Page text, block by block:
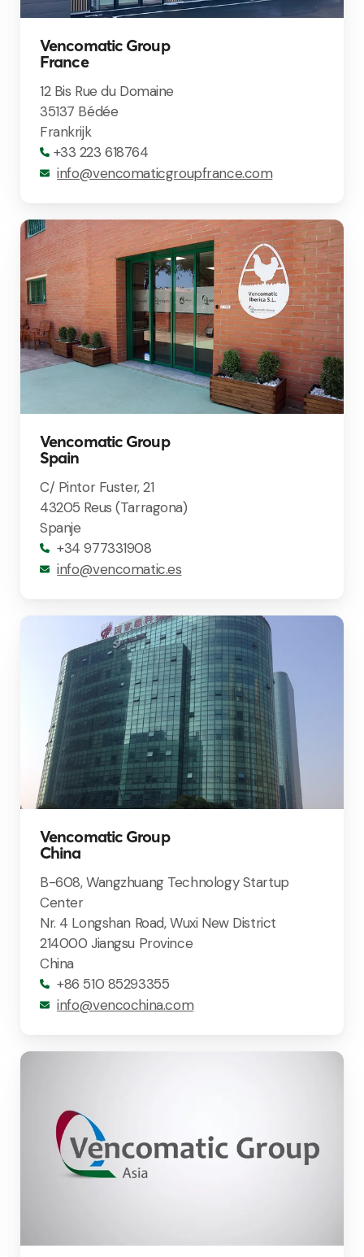
Vencomatic Group
France
12 Bis Rue du Domaine
35137 Bédée
Frankrijk
+33 223 618764
info@vencomaticgroupfrance.com
Vencomatic Group
Spain
C/ Pintor Fuster, 21
43205 Reus (Tarragona)
Spanje
+34 977331908
info@vencomatic.es
Vencomatic Group
China
B-608, Wangzhuang Technology Startup
Center
Nr. 4 Longshan Road, Wuxi New District
214000 Jiangsu Province
China
+86 510 85293355
info@vencochina.com